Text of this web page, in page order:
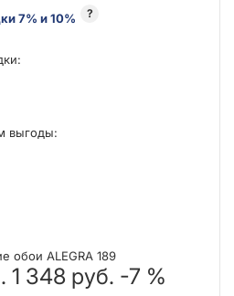
7% и 10% ?
выгоды:
обои ALEGRA 189
1 348 руб. -7 %